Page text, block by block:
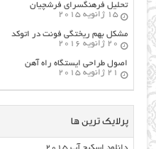
تحلیل فرهنگسرای فرشچیان
15 ژانویه 2015
مشکل بهم ریختگی فونت در اتوکد
20 ژانویه 2016
اصول طراحي ایستگاه راه آهن
21 ژانویه 2015
پرلایک ترین ها